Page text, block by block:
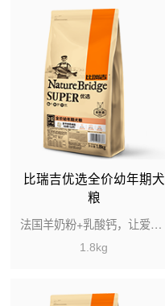
比瑞吉优选全价幼年期犬
粮
法国羊奶粉+乳酸钙，让爱犬成长赢在起跑线
1.8kg